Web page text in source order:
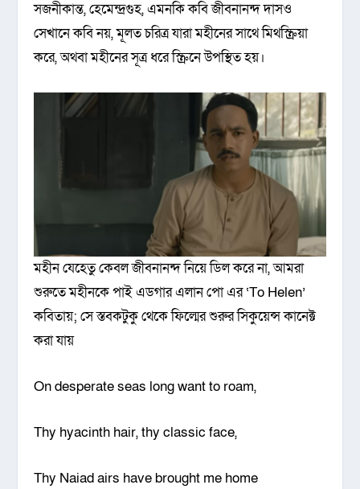
সজনীকান্ত, হেমেন্দ্রগুহ, এমনকি কবি জীবনানন্দ দাসও
সেখানে কবি নয়, মূলত চরিত্র যারা মহীনের সাথে মিথস্ক্রিয়া
করে, অথবা মহীনের সূত্র ধরে স্ক্রিনে উপস্থিত হয়।
মহীন যেহেতু কেবল জীবনানন্দ নিয়ে ডিল করে না, আমরা
শুরুতে মহীনকে পাই এডগার এলান পো এর ‘To Helen’
কবিতায়; সে স্তবকটুকু থেকে ফিল্মের শুরুর সিকুয়েন্স কানেক্ট
করা যায়
On desperate seas long want to roam,
Thy hyacinth hair, thy classic face,
Thy Naiad airs have brought me home